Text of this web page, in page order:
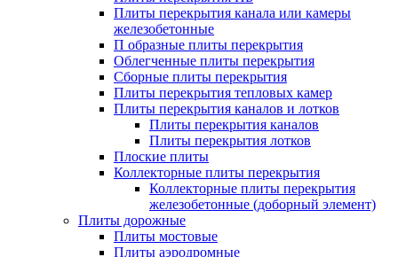
Плиты перекрытия канала или камеры
железобетонные
П образные плиты перекрытия
Облегченные плиты перекрытия
Сборные плиты перекрытия
Плиты перекрытия тепловых камер
Плиты перекрытия каналов и лотков
Плиты перекрытия каналов
Плиты перекрытия лотков
Плоские плиты
Коллекторные плиты перекрытия
Коллекторные плиты перекрытия
железобетонные (доборный элемент)
Плиты дорожные
Плиты мостовые
Плиты аэродромные